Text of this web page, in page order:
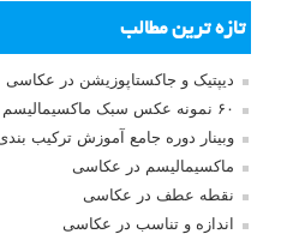
تازه ترین مطالب
دیپتیک و جاکستا‌پوزیشن در عکاسی
۶۰ نمونه عکس سبک ماکسیمالیسم
وبینار دوره جامع آموزش ترکیب
ماکسیمالیسم در عکاسی
نقطه عطف در عکاسی
اندازه و تناسب در عکاسی